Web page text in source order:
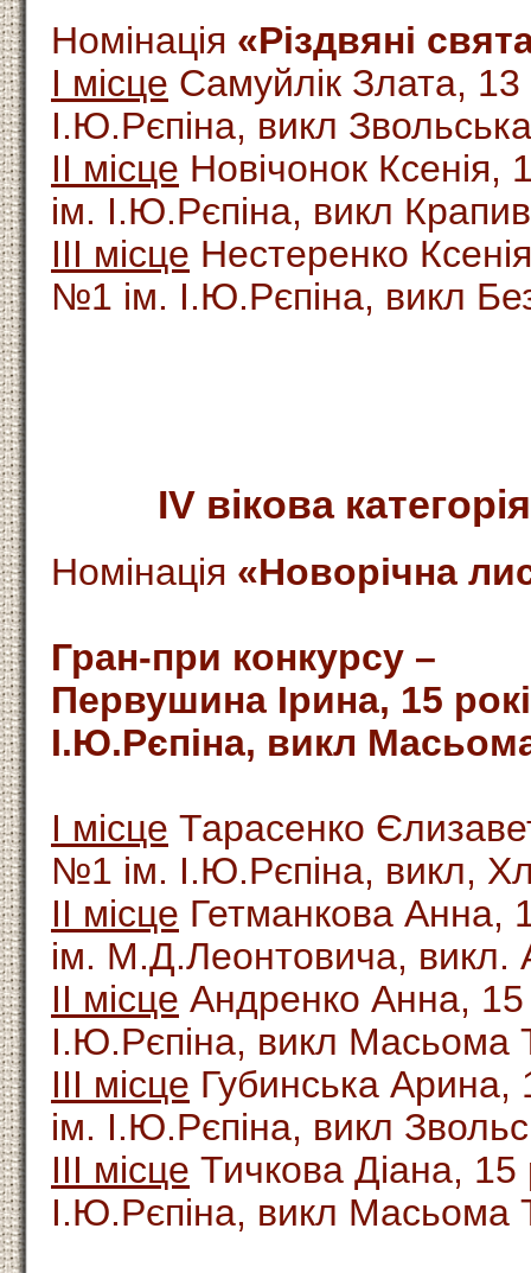
Номінація «Різдвяні
І місце Самуйлік Злата,
І.Ю.Рєпіна, викл
ІІ місце Новічонок
ім. І.Ю.Рєпіна, викл
ІІІ місце Нестеренко
№1 ім. І.Ю.Рєпіна, викл
ІV вікова
Номінація «Новорічна
Гран-при конкурсу –
Первушина Ірина, 15
І.Ю.Рєпіна, викл
І місце Тарасенко
№1 ім. І.Ю.Рєпіна, викл,
ІІ місце Гетманкова
ім. М.Д.Леонтовича, викл.
ІІ місце Андренко Анна,
І.Ю.Рєпіна, викл Масьома
ІІІ місце Губинська
ім. І.Ю.Рєпіна, викл
ІІІ місце Тичкова Діана,
І.Ю.Рєпіна, викл Масьома